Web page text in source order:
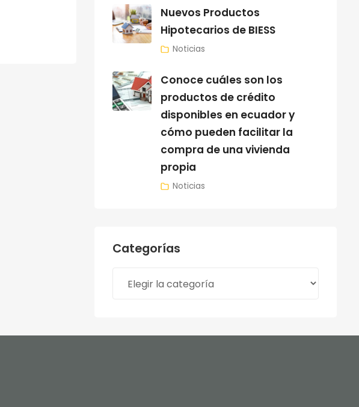
Nuevos Productos
Hipotecarios de BIESS
Noticias
Conoce cuáles son los
productos de crédito
disponibles en ecuador y
cómo pueden facilitar la
compra de una vivienda
propia
Noticias
Categorías